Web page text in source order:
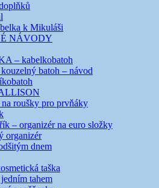
k Mikuláši
NÁVODY
– kabelkobatoh
batoh – návod
na roušky pro prvňáky
– organizér na euro složky
organizér
dnem
taška
tahem